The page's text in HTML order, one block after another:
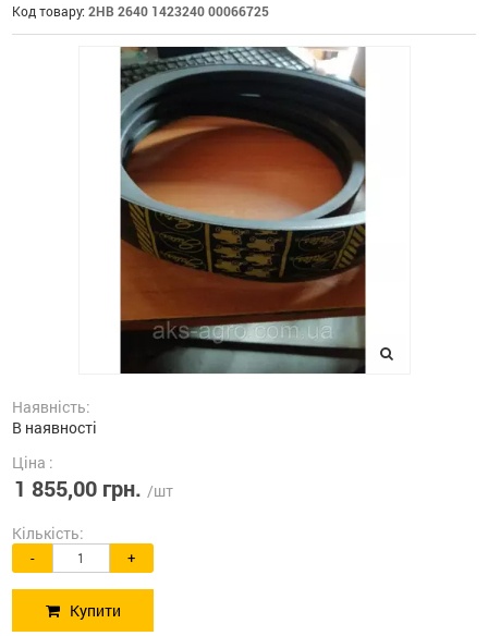
Код товару: 2HB 2640 1423240 00066725
Наявність:
В наявності
Ціна :
1 855,00 грн. /шт
Кількість:
- +
Купити